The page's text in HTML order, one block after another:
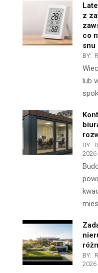
z
co
snu
BY:
lub
BY:
2026
BY:
2026